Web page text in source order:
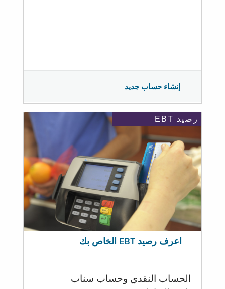
إنشاء حساب جديد
رصيد EBT
اعرف رصيد EBT الخاص بك
الحساب النقدي وحساب سناب